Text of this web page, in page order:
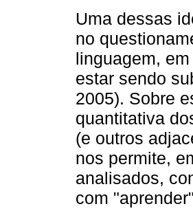
Uma dessas
no
linguagem,
estar sendo
2005). Sobre
quantitativa
(e outros
nos permite,
analisados,
com